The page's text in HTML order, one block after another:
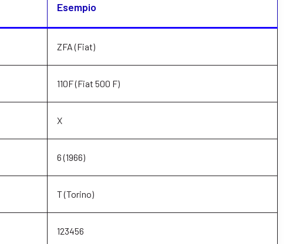
Esempio
ZFA (Fiat)
110F (Fiat 500 F)
X
6 (1966)
T (Torino)
123456